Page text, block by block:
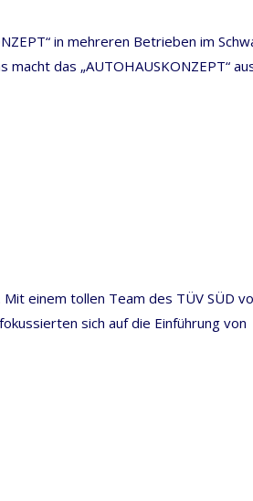
in mehreren Betrieben im
das „AUTOHAUSKONZEPT“
einem tollen Team des TÜV SÜD
sich auf die Einführung von